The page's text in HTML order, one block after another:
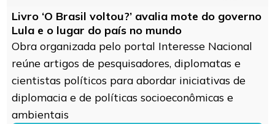
Livro ‘O Brasil voltou?’ avalia mote do governo
Lula e o lugar do país no mundo
Obra organizada pelo portal Interesse Nacional
reúne artigos de pesquisadores, diplomatas e
cientistas políticos para abordar iniciativas de
diplomacia e de políticas socioeconômicas e
ambientais